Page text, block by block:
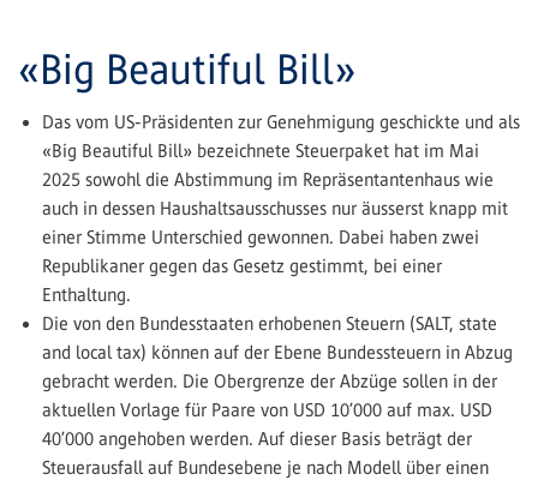
«Big Beautiful Bill»
Das vom US-Präsidenten zur Genehmigung geschickte und als
«Big Beautiful Bill» bezeichnete Steuerpaket hat im Mai
2025 sowohl die Abstimmung im Repräsentantenhaus wie
auch in dessen Haushaltsausschusses nur äusserst knapp mit
einer Stimme Unterschied gewonnen. Dabei haben zwei
Republikaner gegen das Gesetz gestimmt, bei einer
Enthaltung.
Die von den Bundesstaaten erhobenen Steuern (SALT, state
and local tax) können auf der Ebene Bundessteuern in Abzug
gebracht werden. Die Obergrenze der Abzüge sollen in der
aktuellen Vorlage für Paare von USD 10’000 auf max. USD
40’000 angehoben werden. Auf dieser Basis beträgt der
Steuerausfall auf Bundesebene je nach Modell über einen